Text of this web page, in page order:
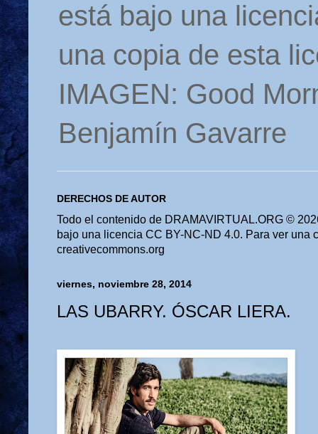
está bajo una
una copia de esta
IMAGEN: Good
Benjamín Gavarre
DERECHOS DE AUTOR
Todo el contenido de DRAMAVIRTUAL.ORG ©
bajo una licencia CC BY-NC-ND 4.0. Para ver una
creativecommons.org
viernes, noviembre 28, 2014
LAS UBARRY. ÓSCAR LIERA.